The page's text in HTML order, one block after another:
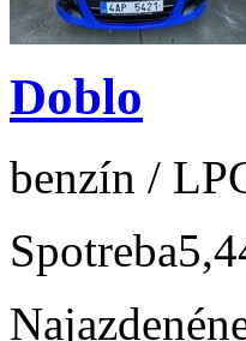
Doblo
benzín /
Spotreba
Najazdené